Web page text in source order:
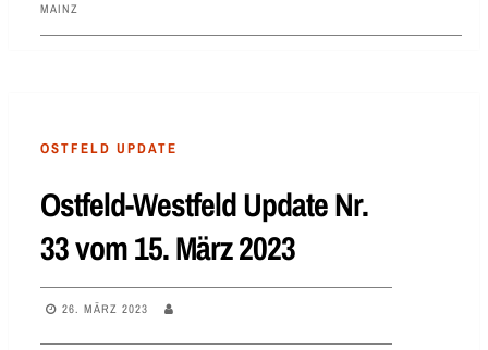
MAINZ
OSTFELD UPDATE
Ostfeld-Westfeld Update Nr.
33 vom 15. März 2023
26. MÄRZ 2023